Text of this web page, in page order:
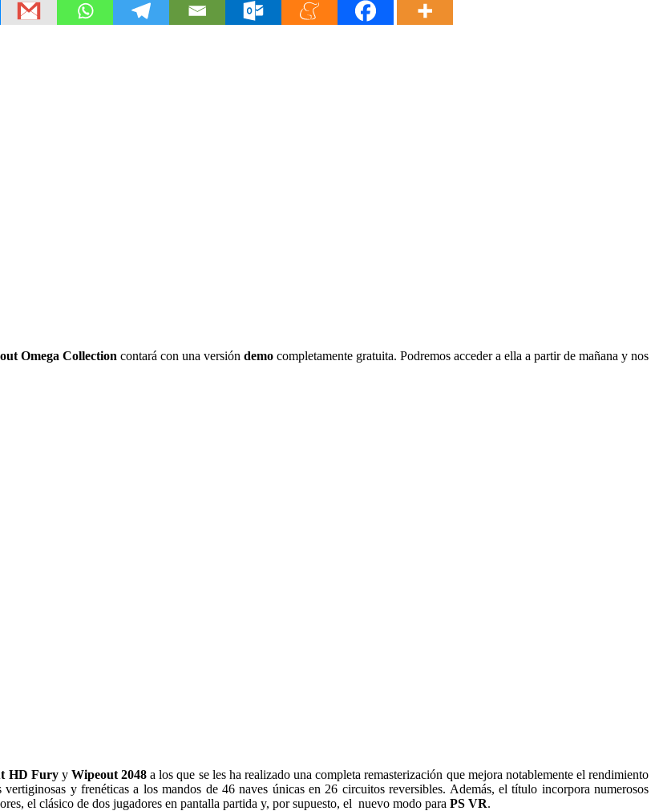
Omega Collection contará con una versión demo completamente gratuita. Podremos acceder a ella a partir de mañana y nos
HD Fury y Wipeout 2048 a los que se les ha realizado una completa remasterización que mejora notablemente el rendimiento
y frenéticas a los mandos de 46 naves únicas en 26 circuitos reversibles. Además, el título incorpora numerosos
el clásico de dos jugadores en pantalla partida y, por supuesto, el nuevo modo para PS VR.